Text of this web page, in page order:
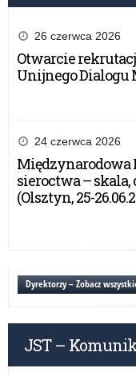
26 czerwca 2026
Otwarcie
Unijnego Dialogu
24 czerwca 2026
Międzynarodowa
sieroctwa –
(Olsztyn, 25-
Dyrektorzy – Zobacz
JST –